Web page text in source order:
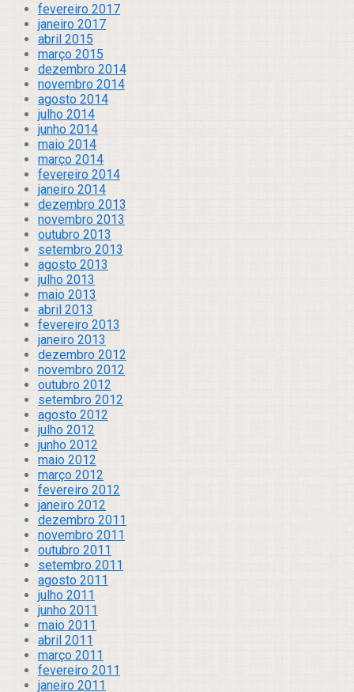
fevereiro 2017
janeiro 2017
abril 2015
março 2015
dezembro 2014
novembro 2014
agosto 2014
julho 2014
junho 2014
maio 2014
março 2014
fevereiro 2014
janeiro 2014
dezembro 2013
novembro 2013
outubro 2013
setembro 2013
agosto 2013
julho 2013
maio 2013
abril 2013
fevereiro 2013
janeiro 2013
dezembro 2012
novembro 2012
outubro 2012
setembro 2012
agosto 2012
julho 2012
junho 2012
maio 2012
março 2012
fevereiro 2012
janeiro 2012
dezembro 2011
novembro 2011
outubro 2011
setembro 2011
agosto 2011
julho 2011
junho 2011
maio 2011
abril 2011
março 2011
fevereiro 2011
janeiro 2011